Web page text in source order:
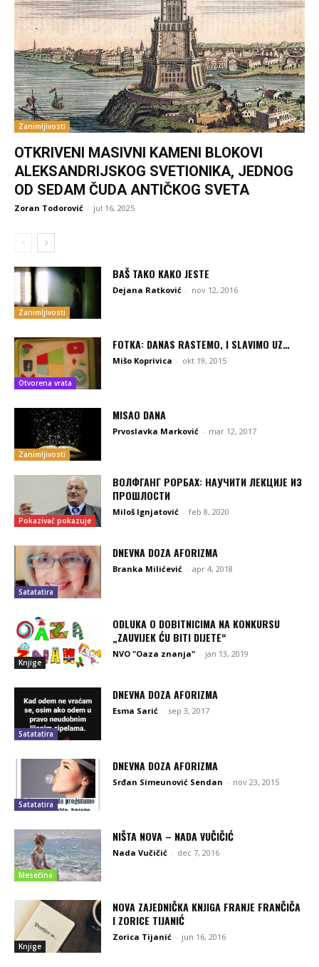
Zanimljivosti
OTKRIVENI MASIVNI KAMENI BLOKOVI
ALEKSANDRIJSKOG SVETIONIKA, JEDNOG
OD SEDAM ČUDA ANTIČKOG SVETA
Zoran Todorović - jul 16, 2025
Zanimljivosti
BAŠ TAKO KAKO JESTE
Dejana Ratković - nov 12, 2016
Otvorena vrata
FOTKA: DANAS RASTEMO, I SLAVIMO UZ…
Mišo Koprivica - okt 19, 2015
Zanimljivosti
MISAO DANA
Prvoslavka Marković - mar 12, 2017
Pokazivač pokazuje
ВОЛФГАНГ РОРБАХ: НАУЧИТИ ЛЕКЦИЈЕ ИЗ
ПРОШЛОСТИ
Miloš Ignjatović - feb 8, 2020
Satatatira
DNEVNA DOZA AFORIZMA
Branka Milićević - apr 4, 2018
Knjige
ODLUKA O DOBITNICIMA NA KONKURSU
„ZAUVIJEK ĆU BITI DIJETE“
NVO "Oaza znanja" - jan 13, 2019
Satatatira
DNEVNA DOZA AFORIZMA
Esma Sarić - sep 3, 2017
Satatatira
DNEVNA DOZA AFORIZMA
Srđan Simeunović Sendan - nov 23, 2015
Mesečina
NIŠTA NOVA – NADA VUČIČIĆ
Nada Vučičić - dec 7, 2016
Knjige
NOVA ZAJEDNIČKA KNJIGA FRANJE FRANČIČA
I ZORICE TIJANIĆ
Zorica Tijanić - jun 16, 2016